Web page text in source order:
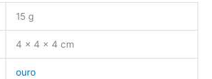
15 g
4 × 4 × 4 cm
ouro